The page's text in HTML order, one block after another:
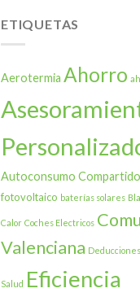
ETIQUETAS
Aerotermia Ahorro
Autoconsumo Compartido
fotovoltaico baterías solares
Calor Coches Electricos
Valenciana Deducciones
Salud Eficiencia